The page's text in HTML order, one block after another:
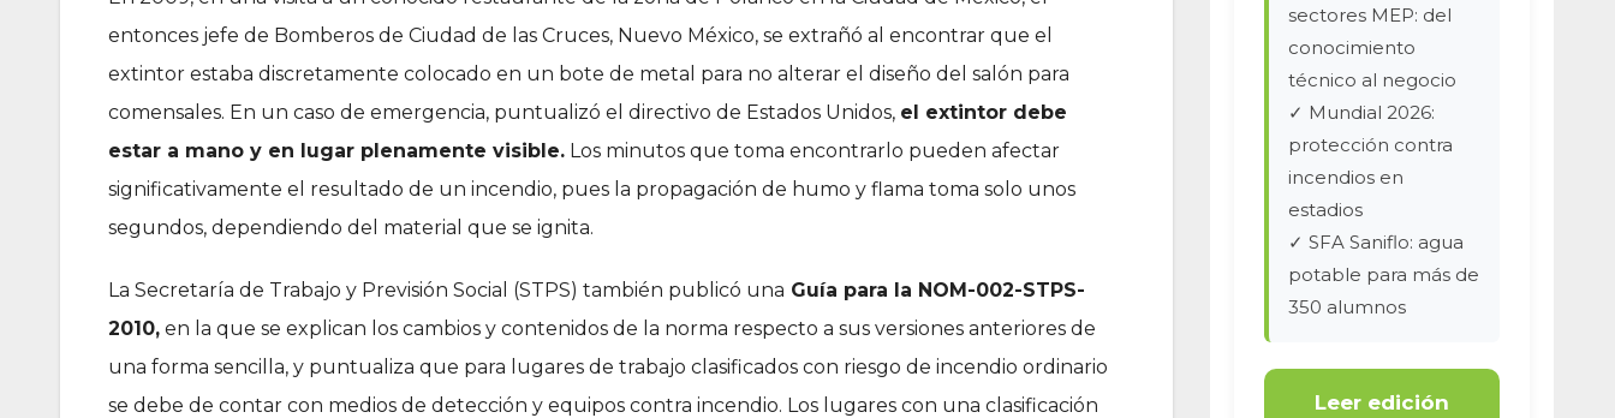
entonces jefe de Bomberos de Ciudad de las Cruces, Nuevo México, se extrañó al encontrar que el
extintor estaba discretamente colocado en un bote de metal para no alterar el diseño del salón para
comensales. En un caso de emergencia, puntualizó el directivo de Estados Unidos, el extintor debe
estar a mano y en lugar plenamente visible. Los minutos que toma encontrarlo pueden afectar
significativamente el resultado de un incendio, pues la propagación de humo y flama toma solo unos
segundos, dependiendo del material que se ignita.​​
La Secretaría de Trabajo y Previsión Social (STPS) también publicó una Guía para la NOM-002-STPS-
2010, en la que se explican los cambios y contenidos de la norma respecto a sus versiones anteriores de
una forma sencilla, y puntualiza que para lugares de trabajo clasificados con riesgo de incendio ordinario
se debe de contar con medios de detección y equipos contra incendio. Los lugares con una clasificación
sectores MEP: del
conocimiento
técnico al negocio
✓ Mundial 2026:
protección contra
incendios en
estadios
✓ SFA Saniflo: agua
potable para más de
350 alumnos
Leer edición